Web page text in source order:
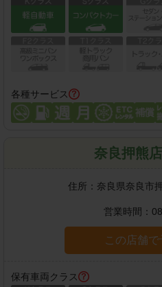
各種サービス
奈良押熊店
住所： 奈良県奈良市
営業時間：
この店舗
保有車両クラス